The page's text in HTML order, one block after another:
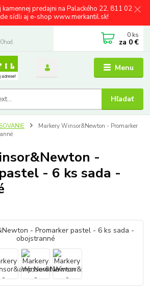
kamennej predajni na Palackého 22, 811 02
sídli aj e-shop www.merkantil.sk!
Menu
Hľadať
0 ks
za 0 €
Markery Winsor&Newton - Promarker
-
- 6 ks sada -